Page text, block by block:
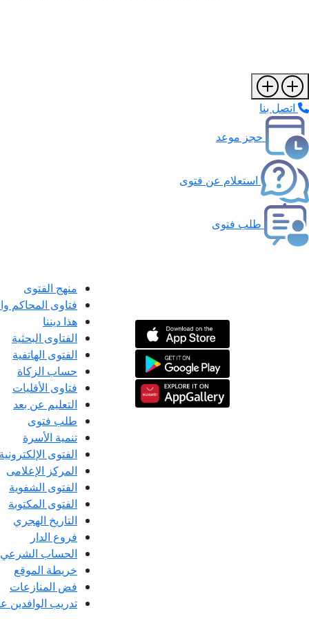
اتصل بنا
حجز موعد
استعلام عن فتوى
طلب فتوى
منهج الفتوى
فتاوى المحاكم
هذا ديننا
الفتاوى البحثية
الفتوى الهاتفية
حساب الزكاة
فتاوى الأقليات
التعليم عن بعد
طلب فتوى
تنمية الأسرة
الفتوى الإلكترونية
المركز الإعلامى
الفتوى الشفوية
الفتوى المكتوبة
التاريخ الهجري
فروع الدار
الحساب الشرعي
خريطة الموقع
فض المنازعات
تدريب الوافدين